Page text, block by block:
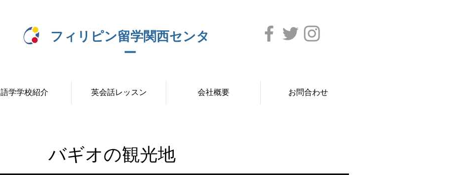
フィリピン留学関西センタ
ー
語学学校紹介 英会話レッスン 会社概要 お問合わせ
バギオの観光地